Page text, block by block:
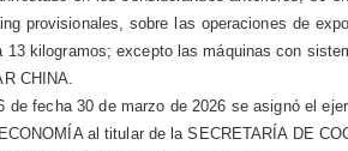
provisionales, sobre las operaciones de
13 kilogramos; excepto las máquinas con
CHINA.
de fecha 30 de marzo de 2026 se asignó el
al titular de la SECRETARÍA DE